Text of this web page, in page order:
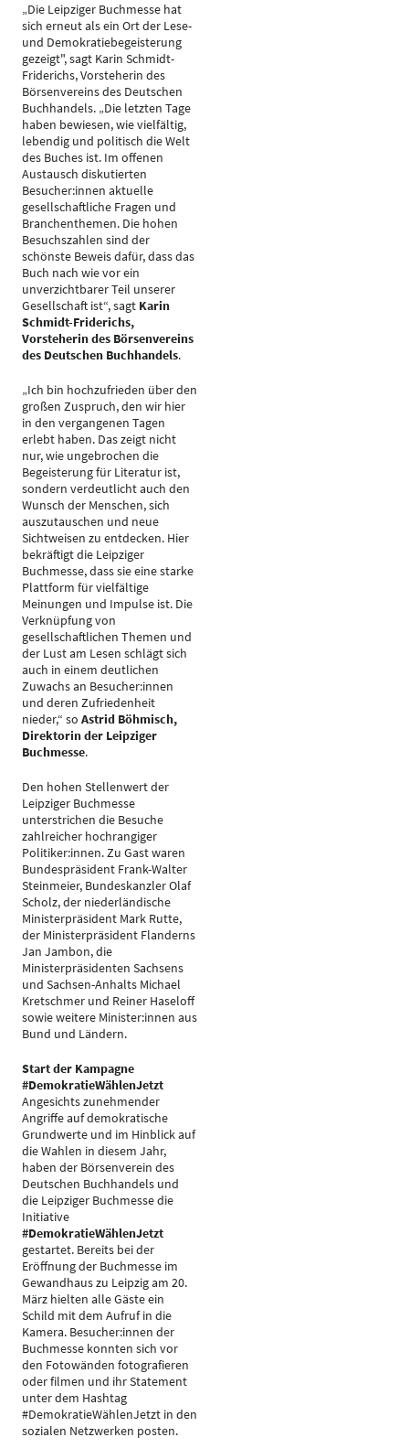
„Die Leipziger Buchmesse hat
sich erneut als ein Ort der Lese-
und Demokratiebegeisterung
gezeigt", sagt Karin Schmidt-
Friderichs, Vorsteherin des
Börsenvereins des Deutschen
Buchhandels. „Die letzten Tage
haben bewiesen, wie vielfältig,
lebendig und politisch die Welt
des Buches ist. Im offenen
Austausch diskutierten
Besucher:innen aktuelle
gesellschaftliche Fragen und
Branchenthemen. Die hohen
Besuchszahlen sind der
schönste Beweis dafür, dass das
Buch nach wie vor ein
unverzichtbarer Teil unserer
Gesellschaft ist“, sagt Karin
Schmidt-Friderichs,
Vorsteherin des Börsenvereins
des Deutschen Buchhandels.
„Ich bin hochzufrieden über den
großen Zuspruch, den wir hier
in den vergangenen Tagen
erlebt haben. Das zeigt nicht
nur, wie ungebrochen die
Begeisterung für Literatur ist,
sondern verdeutlicht auch den
Wunsch der Menschen, sich
auszutauschen und neue
Sichtweisen zu entdecken. Hier
bekräftigt die Leipziger
Buchmesse, dass sie eine starke
Plattform für vielfältige
Meinungen und Impulse ist. Die
Verknüpfung von
gesellschaftlichen Themen und
der Lust am Lesen schlägt sich
auch in einem deutlichen
Zuwachs an Besucher:innen
und deren Zufriedenheit
nieder,“ so Astrid Böhmisch,
Direktorin der Leipziger
Buchmesse.
Den hohen Stellenwert der
Leipziger Buchmesse
unterstrichen die Besuche
zahlreicher hochrangiger
Politiker:innen. Zu Gast waren
Bundespräsident Frank-Walter
Steinmeier, Bundeskanzler Olaf
Scholz, der niederländische
Ministerpräsident Mark Rutte,
der Ministerpräsident Flanderns
Jan Jambon, die
Ministerpräsidenten Sachsens
und Sachsen-Anhalts Michael
Kretschmer und Reiner Haseloff
sowie weitere Minister:innen aus
Bund und Ländern.
Start der Kampagne
#DemokratieWählenJetzt
Angesichts zunehmender
Angriffe auf demokratische
Grundwerte und im Hinblick auf
die Wahlen in diesem Jahr,
haben der Börsenverein des
Deutschen Buchhandels und
die Leipziger Buchmesse die
Initiative
#DemokratieWählenJetzt
gestartet. Bereits bei der
Eröffnung der Buchmesse im
Gewandhaus zu Leipzig am 20.
März hielten alle Gäste ein
Schild mit dem Aufruf in die
Kamera. Besucher:innen der
Buchmesse konnten sich vor
den Fotowänden fotografieren
oder filmen und ihr Statement
unter dem Hashtag
#DemokratieWählenJetzt in den
sozialen Netzwerken posten.